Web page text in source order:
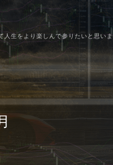
人生をより楽しんで参りたいと思いま